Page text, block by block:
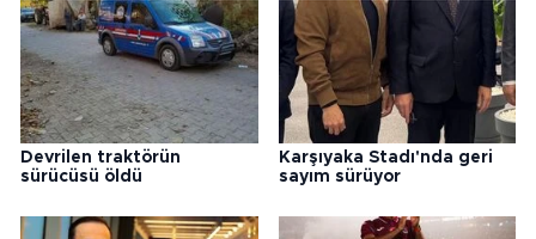
Devrilen traktörün
sürücüsü öldü
Karşıyaka Stadı'nda geri
sayım sürüyor